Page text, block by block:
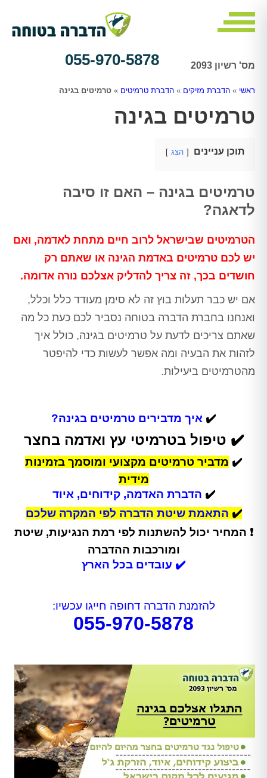
מס' רשיון 2093 055-970-5878
ראשי » הדברת מזיקים » הדברת טרמיטים » טרמיטים בגינה
טרמיטים בגינה
תוכן עניינים הצג
טרמיטים בגינה – האם זו סיבה
לדאגה?
הטרמיטים שבישראל לרוב חיים מתחת לאדמה, ואם
יש לכם טרמיטים באדמת הגינה או שאתם רק
חושדים בכך, זה צריך להדליק אצלכם נורה אדומה.
אם יש כבר תעלות בוץ זה לא סימן מעודד כלל וכלל,
ואנחנו בחברת הדברה בטוחה נסביר לכם כעת כל מה
שאתם צריכים לדעת על טרמיטים בגינה, כולל איך
לזהות את הבעיה ומה אפשר לעשות כדי להיפטר
מהטרמיטים ביעילות.
✔️ איך מדבירים טרמיטים בגינה?
✔️ טיפול בטרמיטי עץ ואדמה בחצר
✔️ מדביר טרמיטים מקצועי ומוסמך בזמינות
מידית
✔️ הדברת האדמה, קידוחים, איוד
✔️ התאמת שיטת הדברה לפי המקרה שלכם
❗ המחיר יכול להשתנות לפי רמת הנגיעות, שיטת
ומורכבות ההדברה
✔️ עובדים בכל הארץ
להזמנת הדברה דחופה חייגו עכשיו:
055-970-5878